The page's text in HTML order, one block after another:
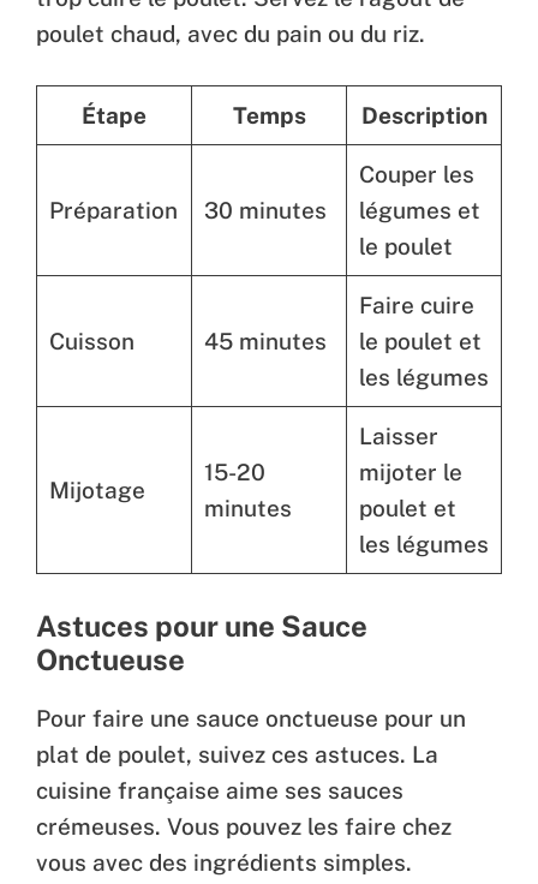
poulet chaud, avec du pain ou du riz.
Étape Temps Description
Préparation 30 minutes
Couper les
légumes et
le poulet
Cuisson 45 minutes
Faire cuire
le poulet et
les légumes
Mijotage
15-20
minutes
Laisser
mijoter le
poulet et
les légumes
Astuces pour une Sauce
Onctueuse
Pour faire une sauce onctueuse pour un
plat de poulet, suivez ces astuces. La
cuisine française aime ses sauces
crémeuses. Vous pouvez les faire chez
vous avec des ingrédients simples.